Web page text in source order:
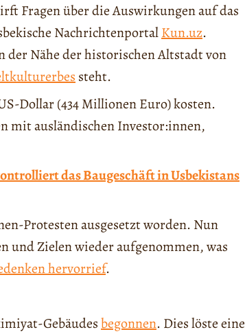
Fragen über die Auswirkungen auf das
NachrichtenportalKun.uz.
der Nähe der historischen Altstadt von
steht.
Dollar (434 Millionen Euro) kosten.
mit ausländischen Investor:innen,
das Baugeschäft in Usbekistans
Protesten ausgesetzt worden. Nun
und Zielen wieder aufgenommen, was
hervorrief.
Gebäudesbegonnen. Dies löste eine